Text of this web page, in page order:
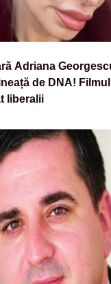
Adriana
de DNA!
liberalii